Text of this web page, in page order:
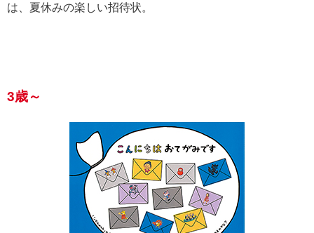
は、夏休みの楽しい招待状。
3歳～